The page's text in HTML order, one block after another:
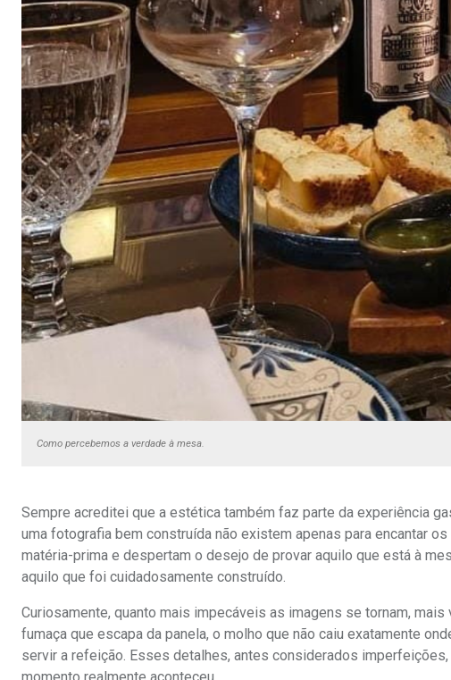
Como percebemos a verdade à mesa.
Sempre acreditei que a estética também faz parte da experiência
uma fotografia bem construída não existem apenas para encantar
matéria-prima e despertam o desejo de provar aquilo que está à
aquilo que foi cuidadosamente construído.
Curiosamente, quanto mais impecáveis as imagens se tornam,
fumaça que escapa da panela, o molho que não caiu exatamente
servir a refeição. Esses detalhes, antes considerados